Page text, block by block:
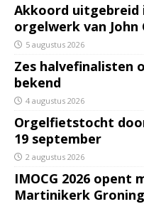
Akkoord uitgebreid
orgelwerk van John
5 augustus 2026
Zes halvefinalisten
bekend
4 augustus 2026
Orgelfietstocht
19 september
2 augustus 2026
IMOCG 2026 opent
Martinikerk